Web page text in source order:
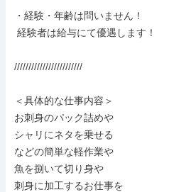
・経験・年齢は問いません！
////////////////////////
＜具体的な仕事内容＞
お刺身のパック詰めや
シャリにネタを乗せる
などの簡単な軽作業や
魚を捌いて切り身や
刺身に加工するお仕事を